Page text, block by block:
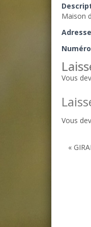
Maison
Adresse
Vous
Vous
«